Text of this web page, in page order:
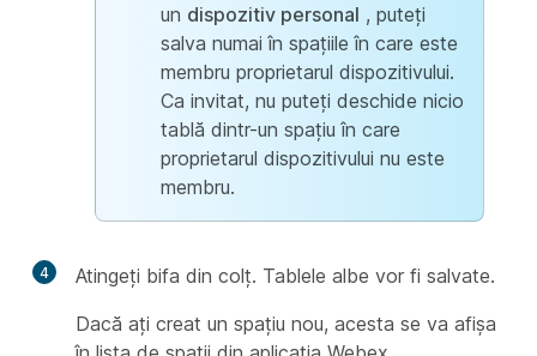
un dispozitiv personal , puteți
salva numai în spațiile în care este
membru proprietarul dispozitivului.
Ca invitat, nu puteți deschide nicio
tablă dintr-un spațiu în care
proprietarul dispozitivului nu este
membru.
4
Atingeți bifa din colț. Tablele albe vor fi salvate.
Dacă ați creat un spațiu nou, acesta se va afișa